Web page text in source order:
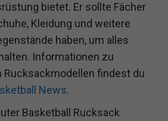
bietet. Er sollte Fächer
Kleidung und weitere
haben, um alles
Informationen zu
Rucksackmodellen findest du
News.
Basketball Rucksack